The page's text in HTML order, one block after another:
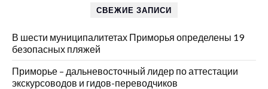
СВЕЖИЕ ЗАПИСИ
В шести муниципалитетах Приморья определены 19
безопасных пляжей
Приморье – дальневосточный лидер по аттестации
экскурсоводов и гидов-переводчиков